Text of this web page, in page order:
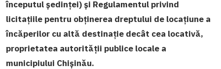
începutul ședinței) și Regulamentul privind
licitațiile pentru obținerea dreptului de locațiune a
încăperilor cu altă destinație decât cea locativă,
proprietatea autorității publice locale a
municipiului Chișinău.